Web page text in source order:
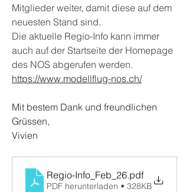
Mitglieder weiter, damit diese auf dem
neuesten Stand sind.
Die aktuelle Regio-Info kann immer
auch auf der Startseite der Homepage
https://www.modellflug-nos.ch/
Mit bestem Dank und freundlichen
Grüssen,
Vivien
Regio-Info_Feb_26.pdf
PDF herunterladen • 328KB